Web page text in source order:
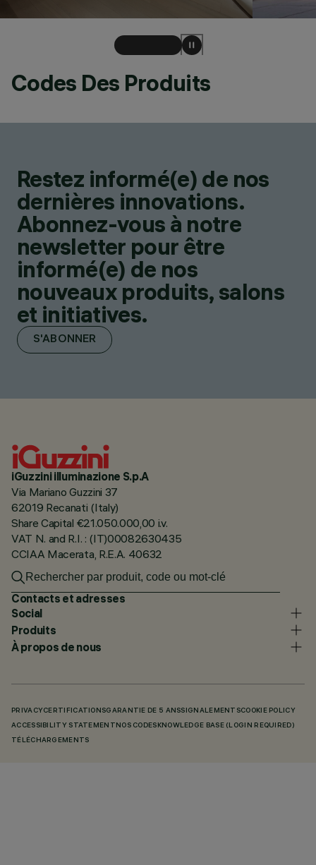
Codes Des Produits
Restez informé(e) de nos
dernières innovations.
Abonnez-vous à notre
newsletter pour être
informé(e) de nos
nouveaux produits, salons
et initiatives.
S'ABONNER
iGuzzini illuminazione S.p.A
Via Mariano Guzzini 37
62019 Recanati (Italy)
Share Capital €21.050.000,00 i.v.
VAT N. and R.I. : (IT)00082630435
CCIAA Macerata, R.E.A. 40632
Contacts et adresses
Social
Produits
À propos de nous
PRIVACY CERTIFICATIONSGARANTIE DE 5 ANSSIGNALEMENTSCOOKIE POLICY
ACCESSIBILITY STATEMENT NOS CODES KNOWLEDGE BASE (LOGIN REQUIRED)
TÉLÉCHARGEMENTS